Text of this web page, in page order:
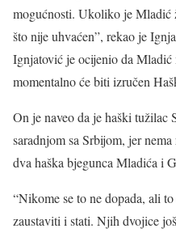
mogućnosti. Ukoliko je Mladić
što nije uhvaćen”, rekao je
Ignjatović je ocijenio da Mladić
momentalno će biti izručen
On je naveo da je haški tužilac
saradnjom sa Srbijom, jer
dva haška bjegunca Mladića i
“Nikome se to ne dopada, ali
zaustaviti i stati. Njih dvojice